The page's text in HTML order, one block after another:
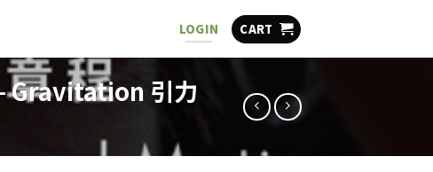
LOGIN CART
Gravitation 引力